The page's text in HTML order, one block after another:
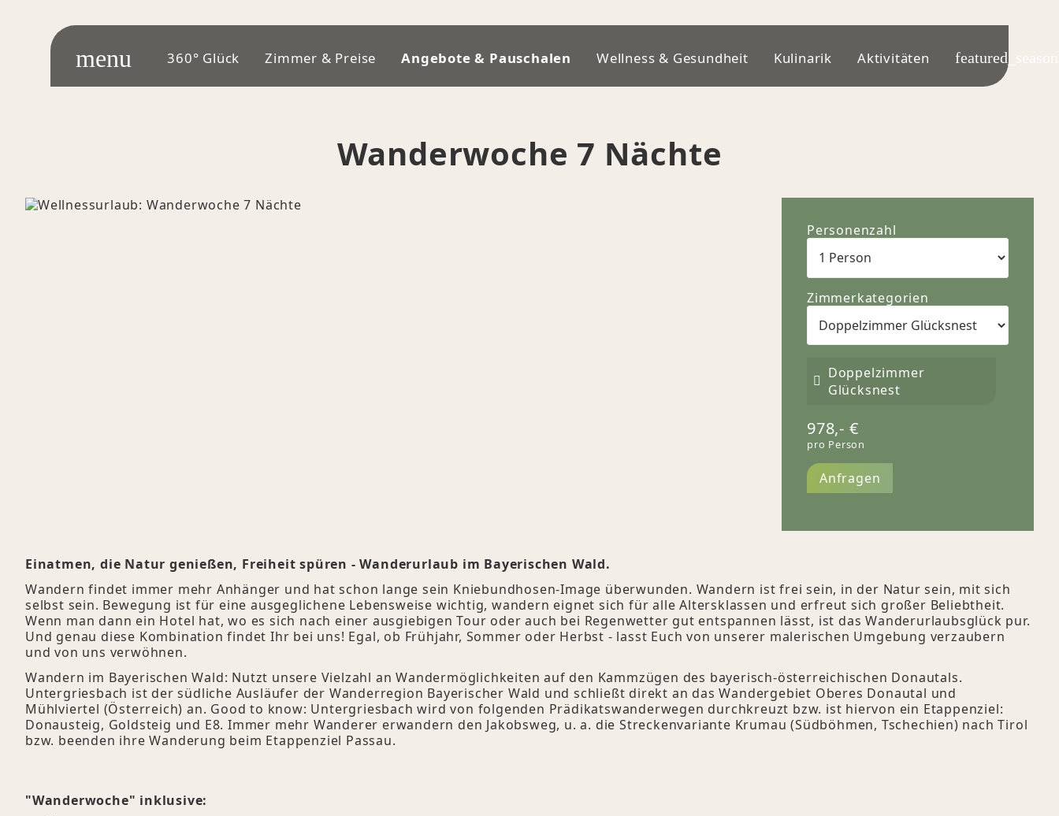
menu 360° Glück Zimmer & Preise Angebote & Pauschalen Wellness & Gesundheit Kulinarik Aktivitäten
Wanderwoche 7 Nächte
Personenzahl
Zimmerkategorien
Doppelzimmer
Glücksnest
978,- €
pro Person
Anfragen
Einatmen, die Natur genießen, Freiheit spüren - Wanderurlaub im Bayerischen Wald.
Wandern findet immer mehr Anhänger und hat schon lange sein Kniebundhosen-Image überwunden. Wandern ist frei sein, in der Natur sein, mit sich
selbst sein. Bewegung ist für eine ausgeglichene Lebensweise wichtig, wandern eignet sich für alle Altersklassen und erfreut sich großer Beliebtheit.
Wenn man dann ein Hotel hat, wo es sich nach einer ausgiebigen Tour oder auch bei Regenwetter gut entspannen lässt, ist das Wanderurlaubsglück pur.
Und genau diese Kombination findet Ihr bei uns! Egal, ob Frühjahr, Sommer oder Herbst - lasst Euch von unserer malerischen Umgebung verzaubern
und von uns verwöhnen.
Wandern im Bayerischen Wald: Nutzt unsere Vielzahl an Wandermöglichkeiten auf den Kammzügen des bayerisch-österreichischen Donautals.
Untergriesbach ist der südliche Ausläufer der Wanderregion Bayerischer Wald und schließt direkt an das Wandergebiet Oberes Donautal und
Mühlviertel (Österreich) an. Good to know: Untergriesbach wird von folgenden Prädikatswanderwegen durchkreuzt bzw. ist hiervon ein Etappenziel:
Donausteig, Goldsteig und E8. Immer mehr Wanderer erwandern den Jakobsweg, u. a. die Streckenvariante Krumau (Südböhmen, Tschechien) nach Tirol
bzw. beenden ihre Wanderung beim Etappenziel Passau.
"Wanderwoche" inklusive: